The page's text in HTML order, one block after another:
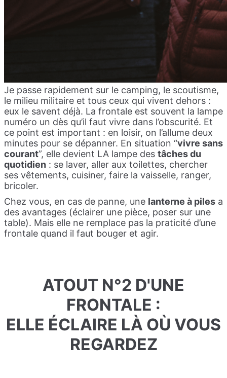
Je passe rapidement sur le camping, le scoutisme,
le milieu militaire et tous ceux qui vivent dehors :
eux le savent déjà. La frontale est souvent la lampe
numéro un dès qu’il faut vivre dans l’obscurité. Et
ce point est important : en loisir, on l’allume deux
minutes pour se dépanner. En situation “vivre sans
courant”, elle devient LA lampe des tâches du
quotidien : se laver, aller aux toilettes, chercher
ses vêtements, cuisiner, faire la vaisselle, ranger,
bricoler.
Chez vous, en cas de panne, une lanterne à piles a
des avantages (éclairer une pièce, poser sur une
table). Mais elle ne remplace pas la praticité d’une
frontale quand il faut bouger et agir.
ATOUT N°2 D'UNE
FRONTALE :
ELLE ÉCLAIRE LÀ OÙ VOUS
REGARDEZ